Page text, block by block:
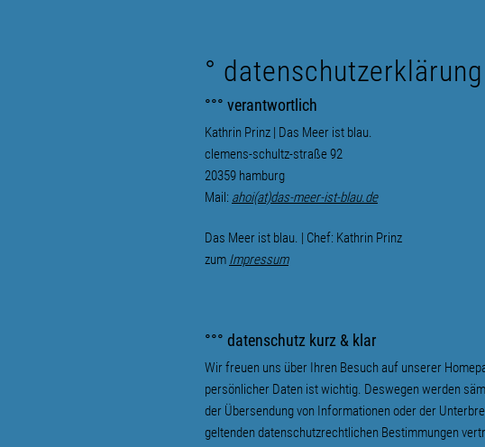
° datenschutzerklärung
°°° verantwortlich
Kathrin Prinz | Das Meer ist blau.
clemens-schultz-straße 92
20359 hamburg
Mail: ahoi(at)das-meer-ist-blau.de
Das Meer ist blau. | Chef: Kathrin Prinz
zum Impressum
°°° datenschutz kurz & klar
Wir freuen uns über Ihren Besuch auf unserer
persönlicher Daten ist wichtig. Deswegen werden
der Übersendung von Informationen oder der
geltenden datenschutzrechtlichen Bestimmungen